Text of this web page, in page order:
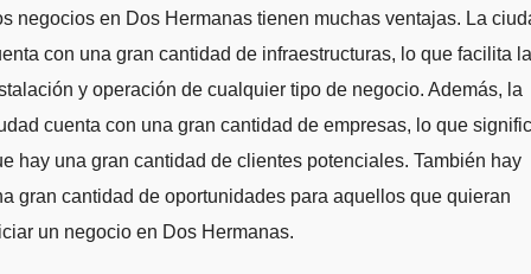
negocios en Dos Hermanas tienen muchas ventajas. La
con una gran cantidad de infraestructuras, lo que facilita la
y operación de cualquier tipo de negocio. Además, la
cuenta con una gran cantidad de empresas, lo que
hay una gran cantidad de clientes potenciales. También hay
gran cantidad de oportunidades para aquellos que quieran
un negocio en Dos Hermanas.